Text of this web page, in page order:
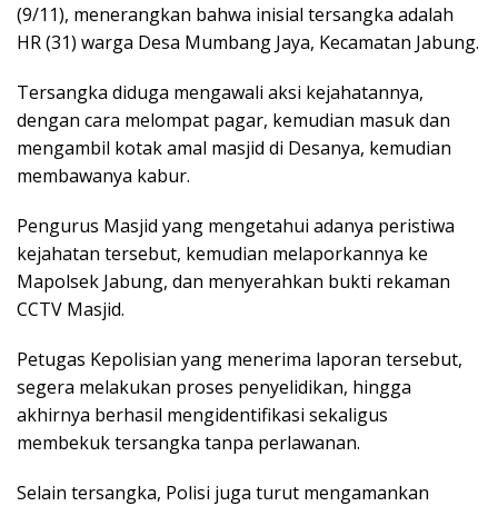
(9/11), menerangkan bahwa inisial tersangka adalah
HR (31) warga Desa Mumbang Jaya, Kecamatan Jabung.
Tersangka diduga mengawali aksi kejahatannya,
dengan cara melompat pagar, kemudian masuk dan
mengambil kotak amal masjid di Desanya, kemudian
membawanya kabur.
Pengurus Masjid yang mengetahui adanya peristiwa
kejahatan tersebut, kemudian melaporkannya ke
Mapolsek Jabung, dan menyerahkan bukti rekaman
CCTV Masjid.
Petugas Kepolisian yang menerima laporan tersebut,
segera melakukan proses penyelidikan, hingga
akhirnya berhasil mengidentifikasi sekaligus
membekuk tersangka tanpa perlawanan.
Selain tersangka, Polisi juga turut mengamankan